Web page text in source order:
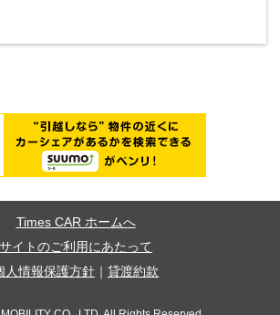
Times CAR ホームへ
サイトのご利用にあたって
人情報保護方針
貸渡約款